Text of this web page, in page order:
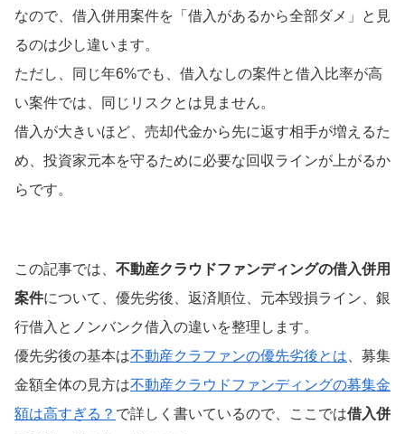
なので、借入併用案件を「借入があるから全部ダメ」と見
るのは少し違います。
ただし、同じ年6%でも、借入なしの案件と借入比率が高
い案件では、同じリスクとは見ません。
借入が大きいほど、売却代金から先に返す相手が増えるた
め、投資家元本を守るために必要な回収ラインが上がるか
らです。
この記事では、 不動産クラウドファンディングの借入併用
案件について、優先劣後、返済順位、元本毀損ライン、銀
行借入とノンバンク借入の違いを整理します。
優先劣後の基本は不動産クラファンの優先劣後とは 、募集
金額全体の見方は不動産クラウドファンディングの募集金
額は高すぎる？ で詳しく書いているので、ここでは借入併